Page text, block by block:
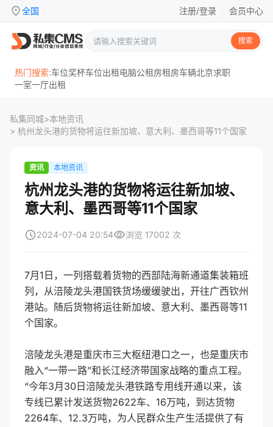
location_on全国 注册/登录 会员中心
搜索
热门搜索:车位奖杯车位出租电脑公租房租房车辆北京求职
一室一厅出租
私集同城>本地资讯
> 杭州龙头港的货物将运往新加坡、意大利、墨西哥等11个国家
资讯 本地资讯
杭州龙头港的货物将运往新加坡、
意大利、墨西哥等11个国家
schedule2024-07-04 20:54visibility浏览 17002 次
7月1日，一列搭载着货物的西部陆海新通道集装箱班
列，从涪陵龙头港国铁货场缓缓驶出，开往广西钦州
港站。随后货物将运往新加坡、意大利、墨西哥等11
个国家。
涪陵龙头港是重庆市三大枢纽港口之一，也是重庆市
融入“一带一路”和长江经济带国家战略的重点工程。
“今年3月30日涪陵龙头港铁路专用线开通以来，该
专线已累计发送货物2622车、16万吨，到达货物
2264车、12.3万吨，为人民群众生产生活提供了有